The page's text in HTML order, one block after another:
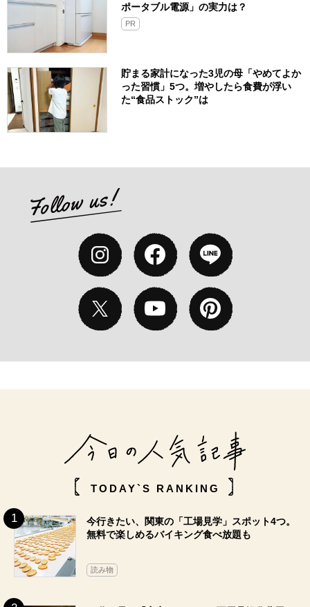
ポータブル電源」の実力は？​
PR
貯まる家計になった3児の母「やめてよか
った習慣」5つ。増やしたら食費が浮い
た“食品ストック”は
TODAY`S RANKING
今行きたい、関東の「工場見学」スポット4つ。
無料で楽しめるバイキング食べ放題も
読み物